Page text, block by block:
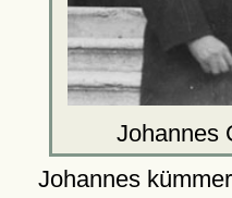
Johannes
Johannes